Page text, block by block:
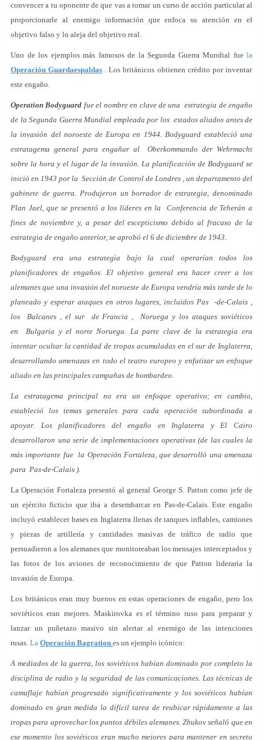
convencer a tu oponente de que vas a tomar un curso de acción particular al
proporcionarle al enemigo información que enfoca su atención en el
objetivo falso y lo aleja del objetivo real.
Uno de los ejemplos más famosos de la Segunda Guerra Mundial fue la
Operación Guardaespaldas . Los británicos obtienen crédito por inventar
este engaño.
Operation Bodyguard fue el nombre en clave de una estrategia de engaño
de la Segunda Guerra Mundial empleada por los estados aliados antes de
la invasión del noroeste de Europa en 1944. Bodyguard estableció una
estratagema general para engañar al Oberkommando der Wehrmacht
sobre la hora y el lugar de la invasión. La planificación de Bodyguard se
inició en 1943 por la Sección de Control de Londres , un departamento del
gabinete de guerra. Produjeron un borrador de estrategia, denominado
Plan Jael, que se presentó a los líderes en la Conferencia de Teherán a
fines de noviembre y, a pesar del escepticismo debido al fracaso de la
estrategia de engaño anterior, se aprobó el 6 de diciembre de 1943.
Bodyguard era una estrategia bajo la cual operarían todos los
planificadores de engaños. El objetivo general era hacer creer a los
alemanes que una invasión del noroeste de Europa vendría más tarde de lo
planeado y esperar ataques en otros lugares, incluidos Pas -de-Calais ,
los Balcanes , el sur de Francia , Noruega y los ataques soviéticos
en Bulgaria y el norte Noruega. La parte clave de la estrategia era
intentar ocultar la cantidad de tropas acumuladas en el sur de Inglaterra,
desarrollando amenazas en todo el teatro europeo y enfatizar un enfoque
aliado en las principales campañas de bombardeo.
La estratagema principal no era un enfoque operativo; en cambio,
estableció los temas generales para cada operación subordinada a
apoyar. Los planificadores del engaño en Inglaterra y El Cairo
desarrollaron una serie de implementaciones operativas (de las cuales la
más importante fue la Operación Fortaleza, que desarrolló una amenaza
para Pas-de-Calais ).
La Operación Fortaleza presentó al general George S. Patton como jefe de
un ejército ficticio que iba a desembarcar en Pas-de-Calais. Este engaño
incluyó establecer bases en Inglaterra llenas de tanques inflables, camiones
y piezas de artillería y cantidades masivas de tráfico de radio que
persuadieron a los alemanes que monitoreaban los mensajes interceptados y
las fotos de los aviones de reconocimiento de que Patton lideraría la
invasión de Europa.
Los británicos eran muy buenos en estas operaciones de engaño, pero los
soviéticos eran mejores. Maskirovka es el término ruso para preparar y
lanzar un puñetazo masivo sin alertar al enemigo de las intenciones
rusas. La Operación Bagration es un ejemplo icónico:
A mediados de la guerra, los soviéticos habían dominado por completo la
disciplina de radio y la seguridad de las comunicaciones. Las técnicas de
camuflaje habían progresado significativamente y los soviéticos habían
dominado en gran medida la difícil tarea de reubicar rápidamente a las
tropas para aprovechar los puntos débiles alemanes. Zhukov señaló que en
ese momento los soviéticos eran mucho mejores para mantener en secreto